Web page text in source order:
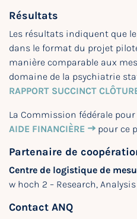
Résultats
Les résultats indiquent que
dans le format du projet
manière comparable aux
domaine de la psychiatrie
RAPPORT SUCCINCT
La Commission fédérale
AIDE FINANCIÈRE
pour ce
Partenaire de
Centre de logistique de
w hoch 2 – Research,
Contact ANQ